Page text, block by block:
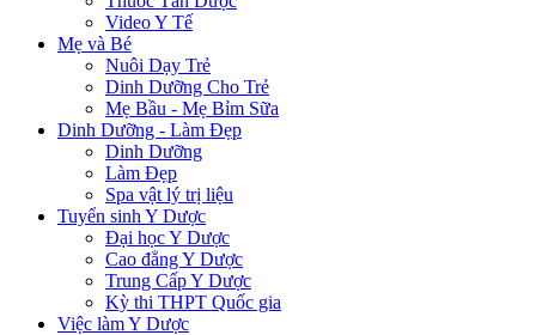
Video Y Tế
Mẹ và Bé
Nuôi Dạy Trẻ
Dinh Dưỡng Cho Trẻ
Mẹ Bầu - Mẹ Bỉm Sữa
Dinh Dưỡng - Làm Đẹp
Dinh Dưỡng
Làm Đẹp
Spa vật lý trị liệu
Tuyển sinh Y Dược
Đại học Y Dược
Cao đẳng Y Dược
Trung Cấp Y Dược
Kỳ thi THPT Quốc gia
Việc làm Y Dược